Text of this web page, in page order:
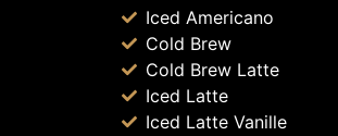
Iced Americano
Cold Brew
Cold Brew Latte
Iced Latte
Iced Latte Vanille